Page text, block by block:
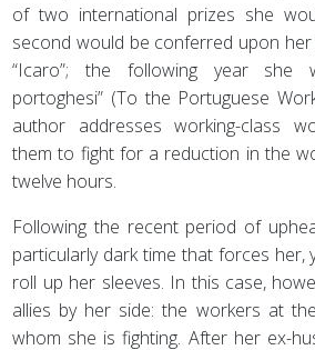
of two international prizes she
second would be conferred upon
“Icaro”; the following year she
portoghesi” (To the Portuguese
author addresses working-class
them to fight for a reduction in the
twelve hours.
Following the recent period of
particularly dark time that forces her,
roll up her sleeves. In this case,
allies by her side: the workers at
whom she is fighting. After her ex-